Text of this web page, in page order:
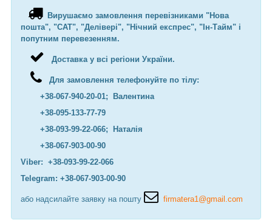
Вирушаємо замовлення перевізниками "Нова
пошта", "САТ", "Делівері", "Нічний експрес", "Ін-Тайм" і
попутним перевезенням.
Доставка у всі регіони України.
Для замовлення телефонуйте по тілу:
+38-067-940-20-01; Валентина
+38-095-133-77-79
+38-093-99-22-066; Наталія
+38-067-903-00-90
Viber: +38-093-99-22-066
Telegram: +38-067-903-00-90
або надсилайте заявку на пошту firmatera1@gmail.com